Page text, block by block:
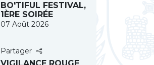
BO'TIFUL FESTIVAL,
1ÈRE SOIRÉE
07 Août 2026
Partager